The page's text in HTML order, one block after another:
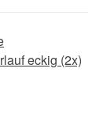
eckig (2x)